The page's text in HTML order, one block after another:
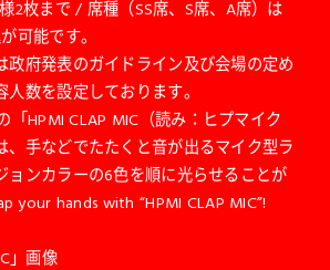
2枚まで / 席種（SS席、S席、A席）は
可能です。
政府発表のガイドライン及び会場の定め
数を設定しております。
「HPMI CLAP MIC（読み：ヒプマイク
、手などでたたくと音が出るマイク型ラ
ョンカラーの6色を順に光らせることが
your hands with “HPMI CLAP MIC”!
」画像